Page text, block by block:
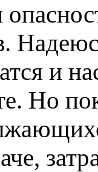
и
Но